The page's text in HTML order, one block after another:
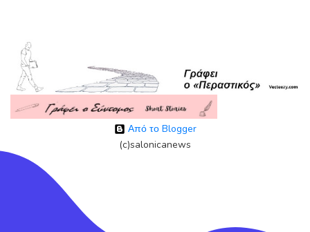
Από το Blogger
(c)salonicanews